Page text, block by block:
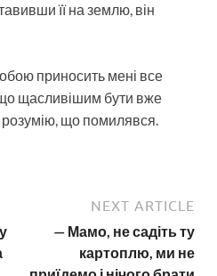
її на землю, він
приносить мені все
щасливішим бути вже
що помилявся.
NEXT ARTICLE
— Мамо, не садіть ту
картоплю, ми не